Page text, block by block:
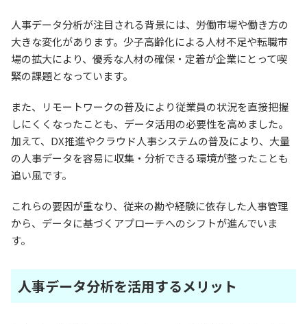
人事データ分析が注目される背景には、労働市場や働き方の
大きな変化があります。少子高齢化による人材不足や転職市
場の拡大により、優秀な人材の確保・定着が企業にとって喫
緊の課題となっています。
また、リモートワークの普及により従業員の状況を直接把握
しにくくなったことも、データ活用の必要性を高めました。
加えて、DX推進やクラウド人事システムの普及により、大量
の人事データを容易に収集・分析できる環境が整ったことも
追い風です。
これらの要因が重なり、従来の勘や経験に依存した人事管理
から、データに基づくアプローチへのシフトが進んでいま
す。
人事データ分析を活用するメリット